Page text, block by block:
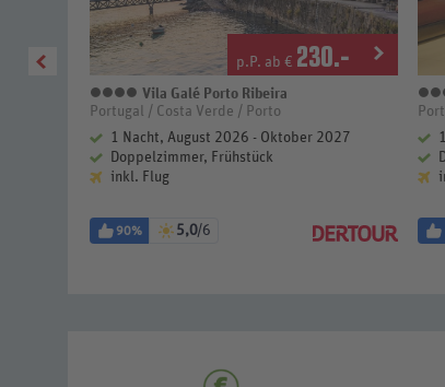
p.P. ab € 230.-
4 Sterne
Vila Galé Porto Ribeira
Portugal / Costa Verde / Porto
1 Nacht, August 2026 - Oktober 2027
Doppelzimmer, Frühstück
inkl. Flug
90% 5,0/6